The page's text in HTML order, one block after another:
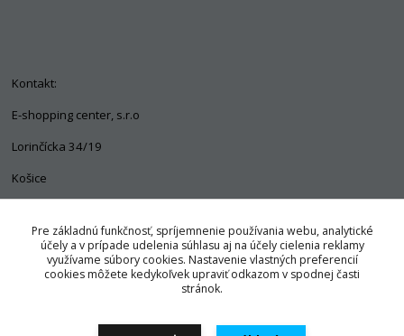
Kontakt:
E-shopping center, s.r.o
Lorinčícka 34/19
Košice
+421 903 563 637
info@pozorpes.sk
Pre základnú funkčnosť, spríjemnenie používania webu, analytické
účely a v prípade udelenia súhlasu aj na účely cielenia reklamy
využívame súbory cookies. Nastavenie vlastných preferencií
cookies môžete kedykoľvek upraviť odkazom v spodnej časti
stránok.